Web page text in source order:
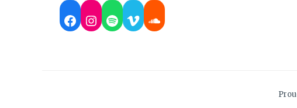
Facebook
Instagram
Spotify
VimeoSoundcloud